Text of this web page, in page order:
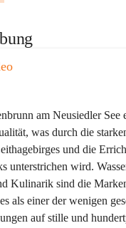
am Neusiedler See
was durch die
und die
unterstrichen wird.
Kulinarik sind die
als einer der wenigen
auf stille und